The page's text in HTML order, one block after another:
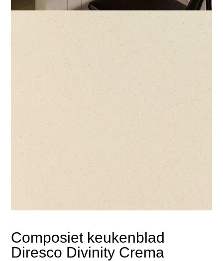
Composiet keukenblad
Diresco Divinity Crema